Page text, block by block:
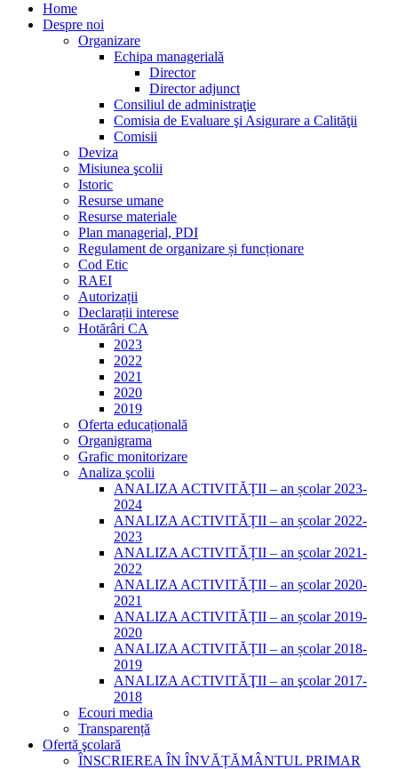
Home
Despre noi
Organizare
Echipa managerială
Director
Director adjunct
Consiliul de administraţie
Comisia de Evaluare şi Asigurare a Calităţii
Comisii
Deviza
Misiunea şcolii
Istoric
Resurse umane
Resurse materiale
Plan managerial, PDI
Regulament de organizare și funcționare
Cod Etic
RAEI
Autorizații
Declarații interese
Hotărâri CA
2023
2022
2021
2020
2019
Oferta educațională
Organigrama
Grafic monitorizare
Analiza şcolii
ANALIZA ACTIVITĂȚII – an școlar 2023-
2024
ANALIZA ACTIVITĂȚII – an școlar 2022-
2023
ANALIZA ACTIVITĂȚII – an școlar 2021-
2022
ANALIZA ACTIVITĂȚII – an școlar 2020-
2021
ANALIZA ACTIVITĂȚII – an școlar 2019-
2020
ANALIZA ACTIVITĂȚII – an școlar 2018-
2019
ANALIZA ACTIVITĂŢII – an şcolar 2017-
2018
Ecouri media
Transparență
Ofertă şcolară
ÎNSCRIEREA ÎN ÎNVĂȚĂMÂNTUL PRIMAR